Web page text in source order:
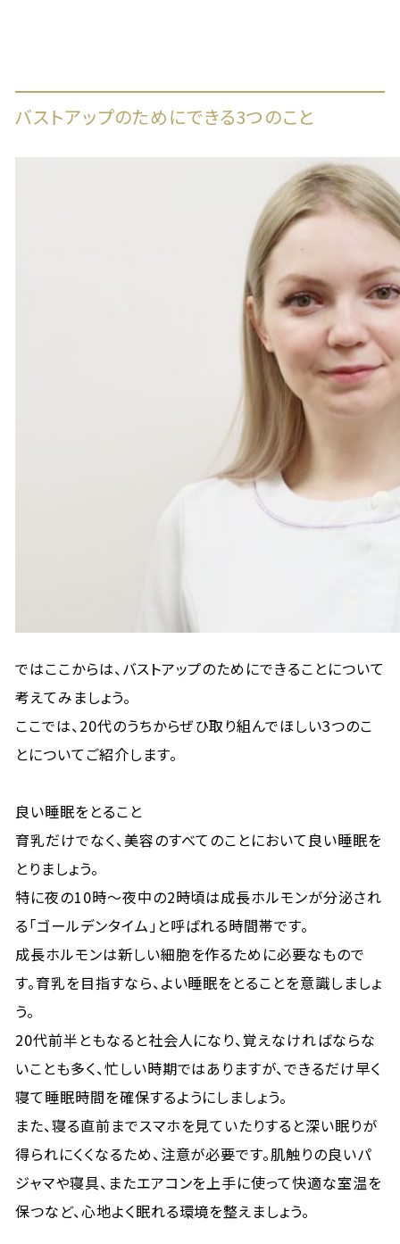
バストアップのためにできる3つのこと
ではここからは、バストアップのためにできることについて
考えてみましょう。
ここでは、20代のうちからぜひ取り組んでほしい3つのこ
とについてご紹介します。
良い睡眠をとること
育乳だけでなく、美容のすべてのことにおいて良い睡眠を
とりましょう。
特に夜の10時～夜中の2時頃は成長ホルモンが分泌され
る「ゴールデンタイム」と呼ばれる時間帯です。
成長ホルモンは新しい細胞を作るために必要なもので
す。育乳を目指すなら、よい睡眠をとることを意識しましょ
う。
20代前半ともなると社会人になり、覚えなければならな
いことも多く、忙しい時期ではありますが、できるだけ早く
寝て睡眠時間を確保するようにしましょう。
また、寝る直前までスマホを見ていたりすると深い眠りが
得られにくくなるため、注意が必要です。肌触りの良いパ
ジャマや寝具、またエアコンを上手に使って快適な室温を
保つなど、心地よく眠れる環境を整えましょう。